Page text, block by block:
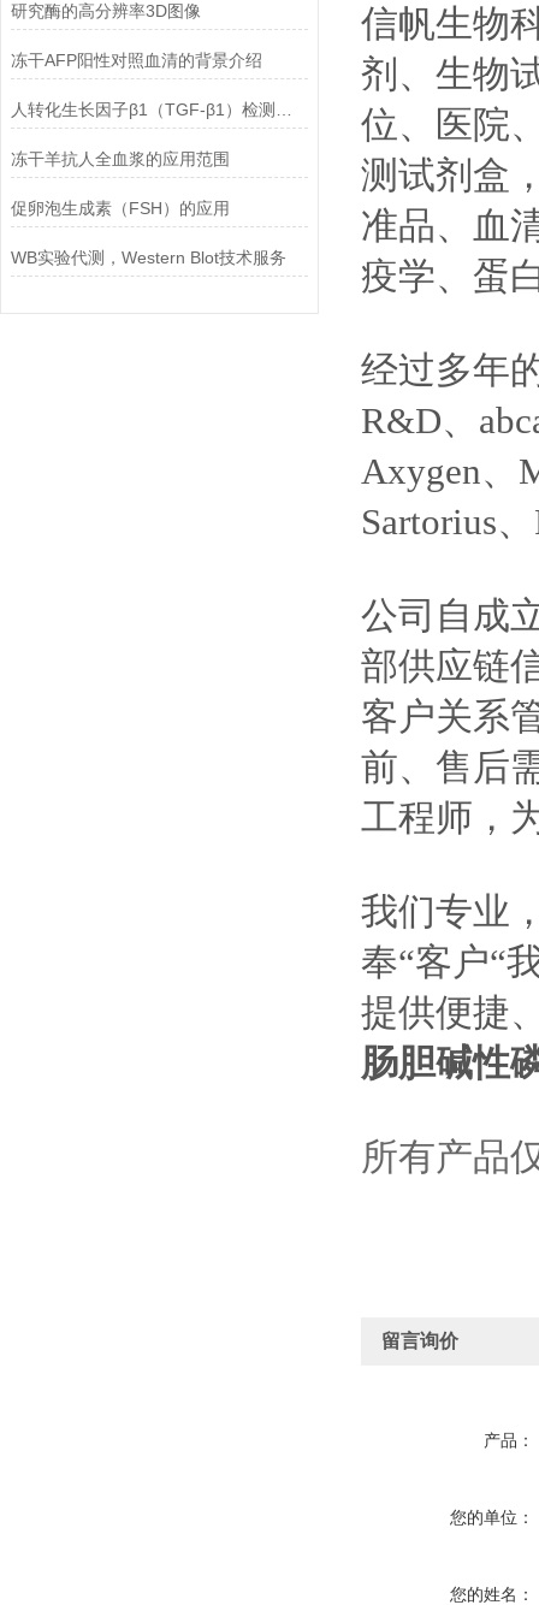
研究酶的高分辨率3D图像
冻干AFP阳性对照血清的背景介绍
冻干羊抗人全血浆的应用范围
促卵泡生成素（FSH）的应用
WB实验代测，Western Blot技术服务
信帆生物
剂、生物
位、医院
测试剂盒
准品、血
疫学、蛋
经过多年
R&D、
Axygen、
Sartorius
公司自成
部供应链
客户关系
前、售后
工程师，
我们专业
奉“客户“
提供便捷
肠胆碱性
所有产品
留言询价
产品：
您的单位：
您的姓名：